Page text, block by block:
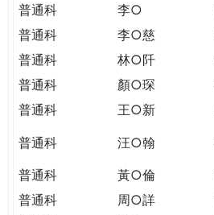
普通科
李○
普通科
李○慈
普通科
林○阡
普通科
顏○琛
普通科
王○新
普通科 汪○翰
普通科
黃○倫
普通科
周○詳